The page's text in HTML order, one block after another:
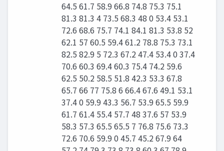
64.5 61.7 58.9 66.8 74.8 75.3 75.1
81.3 81.3 4 73.5 68.3 48 0 53.4 53.1
72.6 68.6 75.7 74.1 84.1 81.3 53.8 52
62.1 57 60.5 59.4 61.2 78.8 75.3 73.1
82.5 82.9 5 72.3 67.2 47.4 53.4 0 37.4
70.6 60.3 69.4 60.3 75.4 74.2 59.6
62.5 50.2 58.5 51.8 42.3 53.3 67.8
65.7 66 77 75.8 6 66.4 67.6 49.1 53.1
37.4 0 59.9 43.3 56.7 53.9 65.5 59.9
61.7 61.4 55.4 57.7 48 37.6 57 53.9
58.3 57.3 65.5 65.5 7 76.8 75.6 73.3
72.6 70.6 59.9 0 45.7 45.2 67.9 64